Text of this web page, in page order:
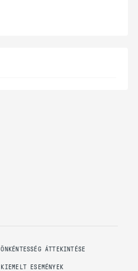
ÖNKÉNTESSÉG ÁTTEKINTÉSE
KIEMELT ESEMÉNYEK